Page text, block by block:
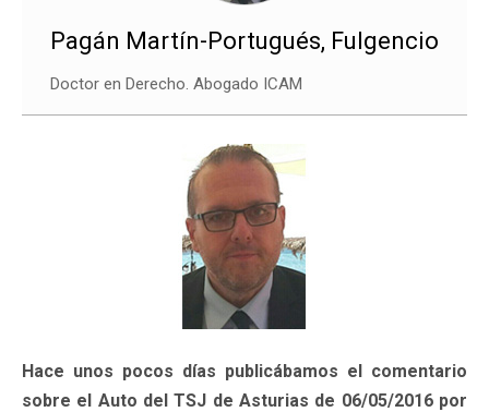
Pagán Martín-Portugués, Fulgencio
Doctor en Derecho. Abogado ICAM
Hace unos pocos días publicábamos el comentario
sobre el Auto del TSJ de Asturias de 06/05/2016 por